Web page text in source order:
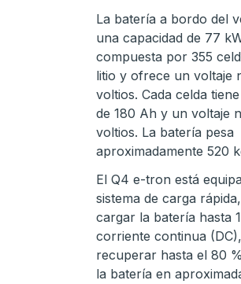
La batería a bordo del
una capacidad de 77
compuesta por 355
litio y ofrece un voltaje
voltios. Cada celda
de 180 Ah y un voltaje
voltios. La batería pesa
aproximadamente 520
El Q4 e-tron está
sistema de carga
cargar la batería hasta
corriente continua
recuperar hasta el 80
la batería en